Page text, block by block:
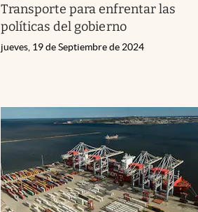
Transporte para enfrentar las
políticas del gobierno
jueves, 19 de Septiembre de 2024